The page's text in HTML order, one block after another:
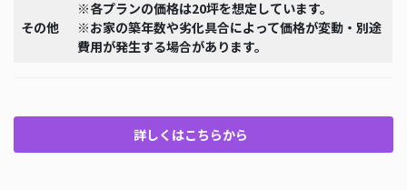
その他
※各プランの価格は20坪を想定しています。
※お家の築年数や劣化具合によって価格が変動・別途
費用が発生する場合があります。
詳しくはこちらから